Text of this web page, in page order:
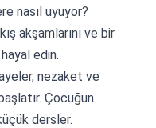
nasıl uyuyor?
akşamlarını ve bir
edin.
nezaket ve
Çocuğun
dersler.